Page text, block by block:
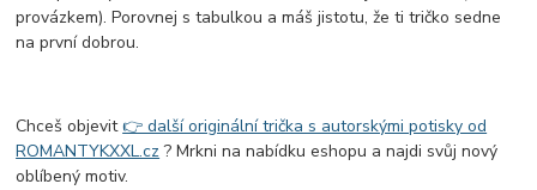
provázkem). Porovnej s tabulkou a máš jistotu, že ti tričko sedne
na první dobrou.
Chceš objevit👉 další originální trička s autorskými potisky od
ROMANTYKXXL.cz? Mrkni na nabídku eshopu a najdi svůj nový
oblíbený motiv.